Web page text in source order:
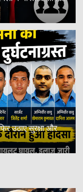
उठाए सुरक्षा और